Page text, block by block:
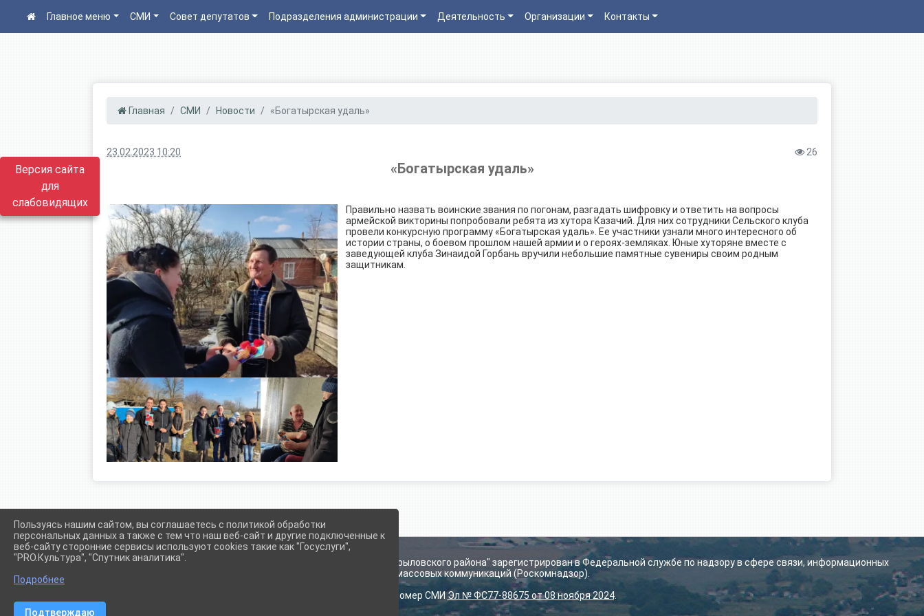
Версия сайта
для
слабовидящих
Главное меню СМИ Совет депутатов Подразделения администрации Деятельность Организации Контакты
Главная СМИ Новости «Богатырская удаль»
23.02.2023 10:20 26
«Богатырская удаль»
Правильно назвать воинские звания по погонам, разгадать шифровку и ответить на вопросы
армейской викторины попробовали ребята из хутора Казачий. Для них сотрудники Сельского клуба
провели конкурсную программу «Богатырская удаль». Ее участники узнали много интересного об
истории страны, о боевом прошлом нашей армии и о героях-земляках. Юные хуторяне вместе с
заведующей клуба Зинаидой Горбань вручили небольшие памятные сувениры своим родным
защитникам.
Сетевое издание (сайт) "Администрации Крыловского сельского поселения Крыловского района" зарегистрирован в Федеральной службе по надзору в сфере связи, информационных
технологий и массовых коммуникаций (Роскомнадзор).
Регистрационный номер СМИЭл № ФС77-88675 от 08 ноября 2024.
Пользуясь нашим сайтом, вы соглашаетесь с политикой обработки
персональных данных а также с тем что наш веб-сайт и другие подключенные к
веб-сайту сторонние сервисы используют cookies такие как "Госуслуги",
"PRO.Культура", "Спутник аналитика".
Подробнее
Подтверждаю